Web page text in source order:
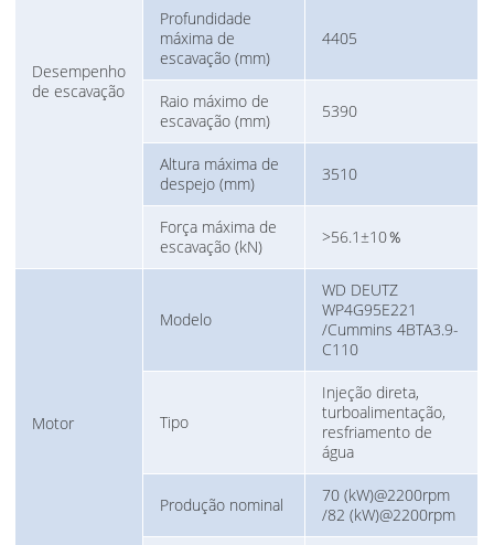
Desempenho
de escavação
Profundidade
máxima de
escavação (mm)
4405
Raio máximo de
escavação (mm)
5390
Altura máxima de
despejo (mm)
3510
Força máxima de
escavação (kN)
>56.1±10％
Motor
Modelo
WD DEUTZ
WP4G95E221
/Cummins 4BTA3.9-
C110
Tipo
Injeção direta,
turboalimentação,
resfriamento de
água
Produção nominal
70 (kW)@2200rpm
/82 (kW)@2200rpm